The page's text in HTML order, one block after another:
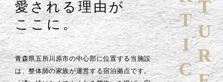
愛される理由が
ここに。
青森県五所川原市の中心部に位置する当施設
は、整体師の家族が運営する宿泊拠点です。